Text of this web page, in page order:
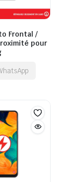
Frontal /
pour